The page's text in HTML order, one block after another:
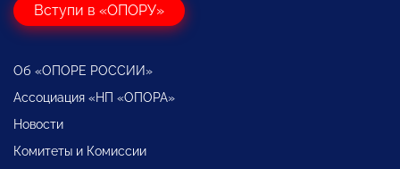
Вступи в «ОПОРУ»
Об «ОПОРЕ РОССИИ»
Ассоциация «НП «ОПОРА»
Новости
Комитеты и Комиссии